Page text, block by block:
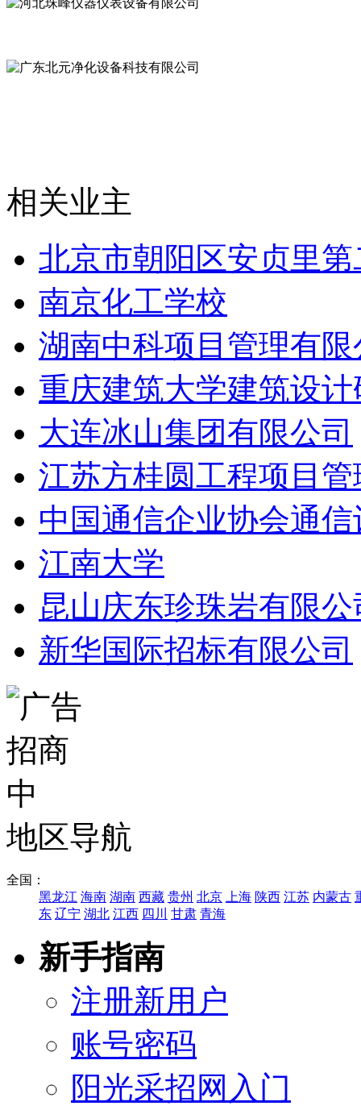
相关业主
北京市朝阳区安贞里
南京化工学校
湖南中科项目管理有限
重庆建筑大学建筑设
大连冰山集团有限公司
江苏方桂圆工程项目
中国通信企业协会通
江南大学
昆山庆东珍珠岩有限公
新华国际招标有限公司
地区导航
全国：
黑龙江 海南 湖南 西藏 贵州 北京 上海 陕西 江苏 内蒙古
东 辽宁 湖北 江西 四川 甘肃 青海
新手指南
注册新用户
账号密码
阳光采招网入门